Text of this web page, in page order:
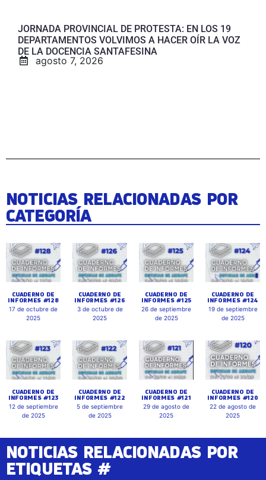
JORNADA PROVINCIAL DE PROTESTA: EN LOS 19
DEPARTAMENTOS VOLVIMOS A HACER OÍR LA VOZ
DE LA DOCENCIA SANTAFESINA
agosto 7, 2026
NOTICIAS RELACIONADAS POR
CATEGORÍA
CUADERNO DE
INFORMES #128
17 de octubre de
2025
CUADERNO DE
INFORMES #126
3 de octubre de
2025
CUADERNO DE
INFORMES #125
26 de septiembre
de 2025
CUADERNO DE
INFORMES #124
19 de septiembre
de 2025
CUADERNO DE
INFORMES #123
12 de septiembre
de 2025
CUADERNO DE
INFORMES #122
5 de septiembre
de 2025
CUADERNO DE
INFORMES #121
29 de agosto de
2025
CUADERNO DE
INFORMES #120
22 de agosto de
2025
NOTICIAS RELACIONADAS POR
ETIQUETAS #